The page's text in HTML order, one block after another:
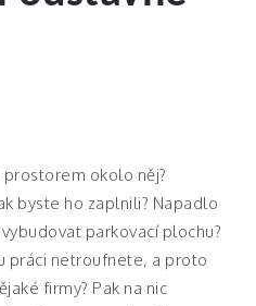
okolo něj?
byste ho zaplnili? Napadlo
parkovací plochu?
práci netroufnete, a proto
firmy? Pak na nic